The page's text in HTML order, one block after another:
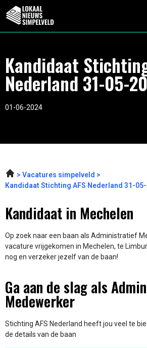
Kandidaat
Nederland 31-05-
01-06-2024
Vacatures simpelveld
Kandidaat Stichting AFS Nederland 31-
Kandidaat in Mechelen
Op zoek naar een baan als Administratief
vacature vrijgekomen in Mechelen, te
nog en verzeker jezelf van de baan!
Ga aan de slag als
Medewerker
Stichting AFS Nederland heeft jou veel te
de details van de baan